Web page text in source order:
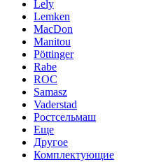
Lely
Lemken
MacDon
Manitou
Pöttinger
Rabe
ROC
Samasz
Vaderstad
Ростсельмаш
Еще
Другое
Комплектующие